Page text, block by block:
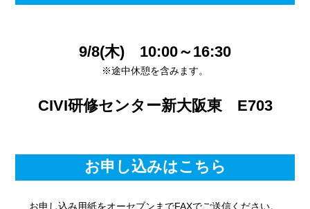
9/8(木) 10:00～16:30
※途中休憩を含みます。
CIVI研修センター新大阪東 E703
お申し込みはこちら
お申し込み用紙をオーセブンまでFAXでご送信ください。